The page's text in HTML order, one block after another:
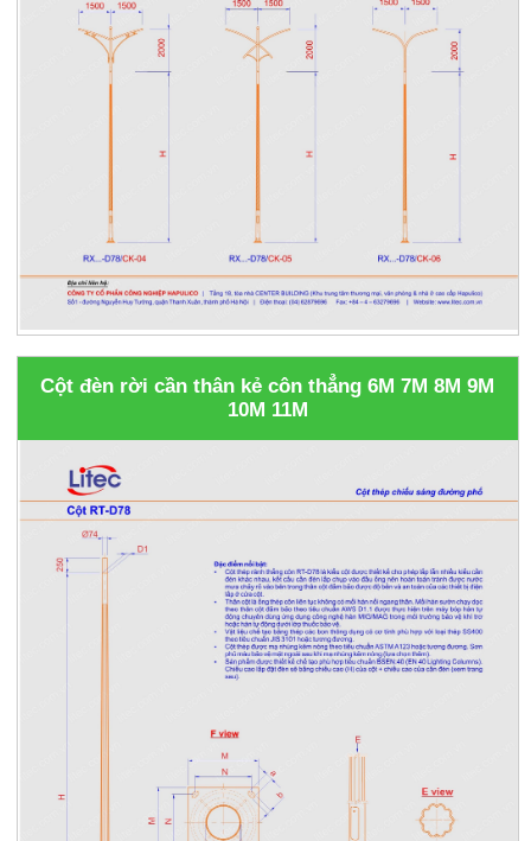
Cột đèn rời cần thân kẻ côn thẳng 6M 7M 8M 9M
10M 11M